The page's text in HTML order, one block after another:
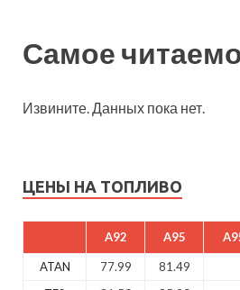
Самое
Извините. Данных пока нет.
ЦЕНЫ НА ТОПЛИВО
A92 A95
ATAN 77.99 81.49